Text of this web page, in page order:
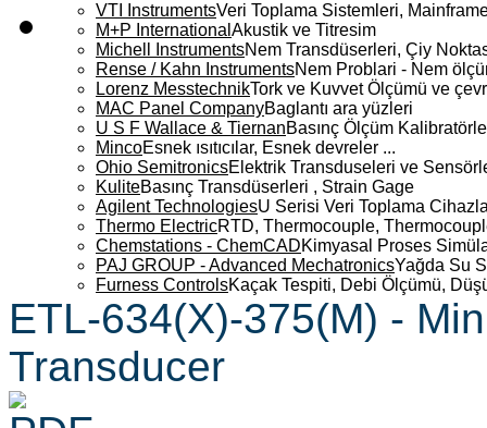
VTI InstrumentsVeri Toplama Sistemleri,
M+P International Akustik ve Titresim
Michell InstrumentsNem Transdüserleri, Çiy
Rense / Kahn InstrumentsNem Problari - Nem
Lorenz MesstechnikTork ve Kuvvet Ölçümü ve
MAC Panel CompanyBaglantı ara yüzleri
U S F Wallace & TiernanBasınç Ölçüm
MincoEsnek ısıtıcılar, Esnek devreler ...
Ohio SemitronicsElektrik Transduseleri ve
KuliteBasınç Transdüserleri , Strain Gage
Agilent TechnologiesU Serisi Veri Toplama
Thermo ElectricRTD, Thermocouple,
Chemstations - ChemCADKimyasal Proses
PAJ GROUP - Advanced MechatronicsYağda Su
Furness ControlsKaçak Tespiti, Debi Ölçümü,
ETL-634(X)-375(M) -
Transducer